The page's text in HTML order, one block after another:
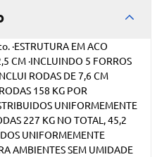
·ESTRUTURA EM ACO
CM ·INCLUINDO 5 FORROS
RODAS DE 7,6 CM
158 KG POR
UNIFORMEMENTE
227 KG NO TOTAL, 45,2
UNIFORMEMENTE
AMBIENTES SEM UMIDADE